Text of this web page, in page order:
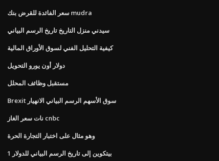
سعر الفائدة للقرض بنك mudra
سيدني منزل التاريخ تاريخ الرسم البياني
كيفية التحليل الفني لسوق الأوراق المالية
دولار أون يورو التحويل
مستقبل وظائف المحلل
Brexit سوق الأسهم الرسم البياني الانهيار
نات سعر الغاز cnbc
وهو مثال على اختبار التجارة الحرة
1 بيتكوين إلى تاريخ الرسم البياني للدولار